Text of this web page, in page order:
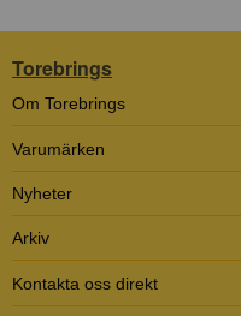
Torebrings
Om Torebrings
Varumärken
Nyheter
Arkiv
Kontakta oss direkt